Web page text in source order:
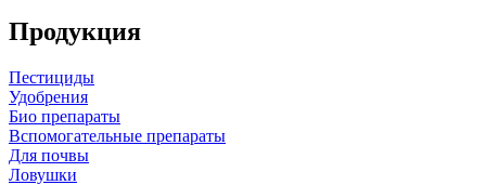
Продукция
Пестициды
Удобрения
Био препараты
Вспомогательные препараты
Для почвы
Ловушки